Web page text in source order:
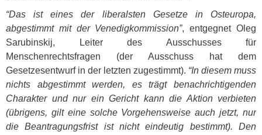
“Das ist eines der liberalsten Gesetze in Osteuropa,
abgestimmt mit der Venedigkommission”, entgegnet Oleg
Sarubinskij, Leiter des Ausschusses für
Menschenrechtsfragen (der Ausschuss hat dem
Gesetzesentwurf in der letzten zugestimmt). “In diesem muss
nichts abgestimmt werden, es trägt benachrichtigenden
Charakter und nur ein Gericht kann die Aktion verbieten
(übrigens, gilt eine solche Vorgehensweise auch jetzt, nur
die Beantragungsfrist ist nicht eindeutig bestimmt). Den